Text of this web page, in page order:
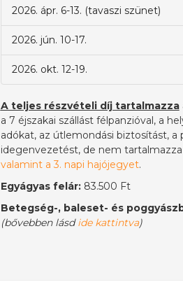
2026. ápr. 6-13. (tavaszi szünet)
2026. jún. 10-17.
2026. okt. 12-19.
A teljes részvételi díj tartalmazza
a 7 éjszakai szállást félpanzióval, a
adókat, az útlemondási biztosítást, a
idegenvezetést, de nem tartalmazza
valamint a 3. napi hajójegyet.
Egyágyas felár:83.500 Ft
Betegség-, baleset- és
(bővebben lásdide kattintva)